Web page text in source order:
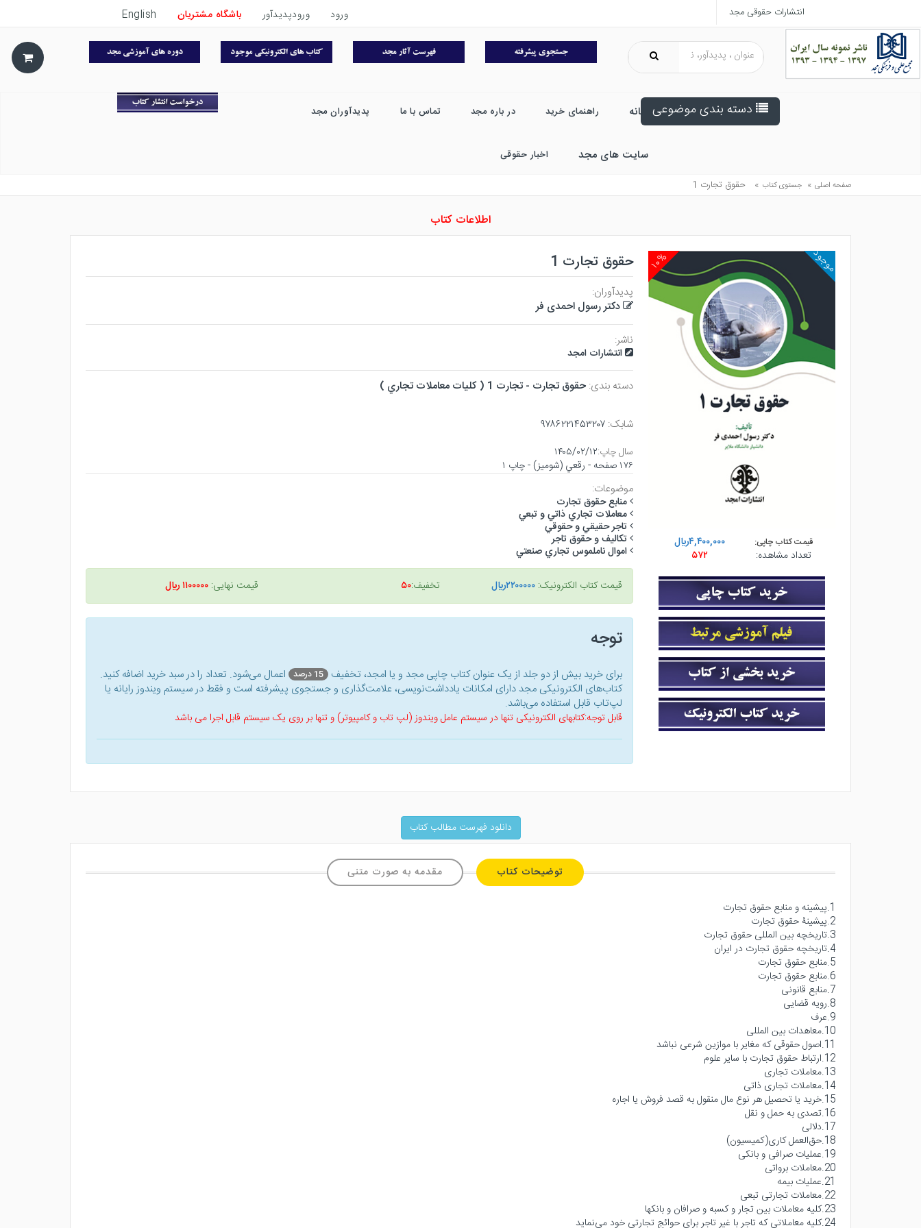
انتشارات حقوقی مجد ورود ورودپدیدآور باشگاه مشتریان English
دسته بندی موضوعی خانه راهنمای خرید در باره مجد تماس با ما پدیدآوران مجد
سایت های مجد اخبار حقوقی
صفحه اصلی » جستوی کتاب » حقوق تجارت 1
اطلاعات کتاب
۱۰% موجود
قیمت کتاب چاپی:
۴,۴۰۰,۰۰۰ريال
تعداد مشاهده:
۵۷۲
حقوق تجارت 1
پدیدآوران:
دکتر رسول احمدی فر
ناشر:
انتشارات امجد
دسته بندی:حقوق تجارت - تجارت 1 ( كليات معاملات تجاري )
شابک:۹۷۸۶۲۲۱۴۵۳۲۰۷
سال چاپ:۱۴۰۵/۰۲/۱۲
۱۷۶ صفحه - رقعي (شوميز) - چاپ ۱
موضوعات:
منابع حقوق تجارت
معاملات تجاري ذاتي و تبعي
تاجر حقيقي و حقوقي
تكاليف و حقوق تاجر
اموال ناملموس تجاري صنعتي
قیمت کتاب الکترونیک:۲۲۰۰۰۰۰ريال تخفیف:۵۰ قیمت نهایی:۱۱۰۰۰۰۰ ريال
توجه
برای خرید بیش از دو جلد از یک عنوان کتاب‌ چاپی مجد و یا امجد، تخفیف 15 درصد
اعمال می‌شود. تعداد را در سبد خرید اضافه کنید.
کتاب‌های الکترونیکی مجد دارای امکانات یادداشت‌نویسی، علامت‌گذاری و جستجوی پیشرفته است و فقط در سیستم ویندوز رایانه یا
لپ‌تاب قابل استفاده می‌باشد.
قابل توجه:کتابهای الکترونیکی تنها در سیستم عامل ویندوز (لپ تاب و کامپیوتر) و تنها بر روی یک سیستم قابل اجرا می باشد
دانلود فهرست مطالب کتاب
توضیحات کتاب مقدمه به صورت متنی
1.پیشینه و منابع حقوق تجارت
2.پیشینۀ حقوق تجارت
3.تاریخچه بین المللی حقوق تجارت
4.تاریخچه حقوق تجارت در ایران
5.منابع حقوق تجارت
6.منابع حقوق تجارت
7.منابع قانونی
8.رویه قضایی
9.عرف
10.معاهدات بین المللی
11.اصول حقوقی که مغایر با موازین شرعی نباشد
12.ارتباط حقوق تجارت با سایر علوم
13.معاملات تجاری
14.معاملات تجاری ذاتی
15.خرید یا تحصیل هر نوع مال منقول به قصد فروش یا اجاره
16.تصدی به حمل و نقل
17.دلالی
18.حق‌العمل کاری(کمیسیون)
19.عملیات صرافی و بانکی
20.معاملات برواتی
21.عمليات بیمه
22.معاملات تجارتی تبعی
23.کلیه معاملات بین تجار و کسبه و صرافان و بانکها
24.کلیه معاملاتی که تاجر با غیر تاجر برای حوائج تجارتی خود می‌نماید